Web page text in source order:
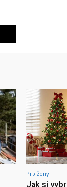
Pro ženy
Jak si